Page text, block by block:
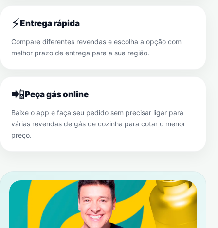
⚡Entrega rápida
Compare diferentes revendas e escolha a opção com
melhor prazo de entrega para a sua região.
📲Peça gás online
Baixe o app e faça seu pedido sem precisar ligar para
várias revendas de gás de cozinha para cotar o menor
preço.